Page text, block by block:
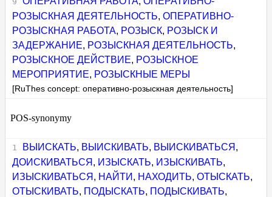
РОЗЫСКНАЯ ДЕЯТЕЛЬНОСТЬ,ОПЕРАТИВНО-
РОЗЫСКНАЯ РАБОТА, РОЗЫСК, РОЗЫСК И
ЗАДЕРЖАНИЕ, РОЗЫСКНАЯ ДЕЯТЕЛЬНОСТЬ,
РОЗЫСКНОЕ ДЕЙСТВИЕ, РОЗЫСКНОЕ
МЕРОПРИЯТИЕ, РОЗЫСКНЫЕ МЕРЫ
[RuThes concept: оперативно-розыскная деятельность]
POS-synonymy
ВЫИСКАТЬ, ВЫИСКИВАТЬ, ВЫИСКИВАТЬСЯ ,
ДОИСКИВАТЬСЯ , ИЗЫСКАТЬ, ИЗЫСКИВАТЬ,
ИЗЫСКИВАТЬСЯ , НАЙТИ , НАХОДИТЬ,ОТЫСКАТЬ,
ОТЫСКИВАТЬ, ПОДЫСКАТЬ, ПОДЫСКИВАТЬ,